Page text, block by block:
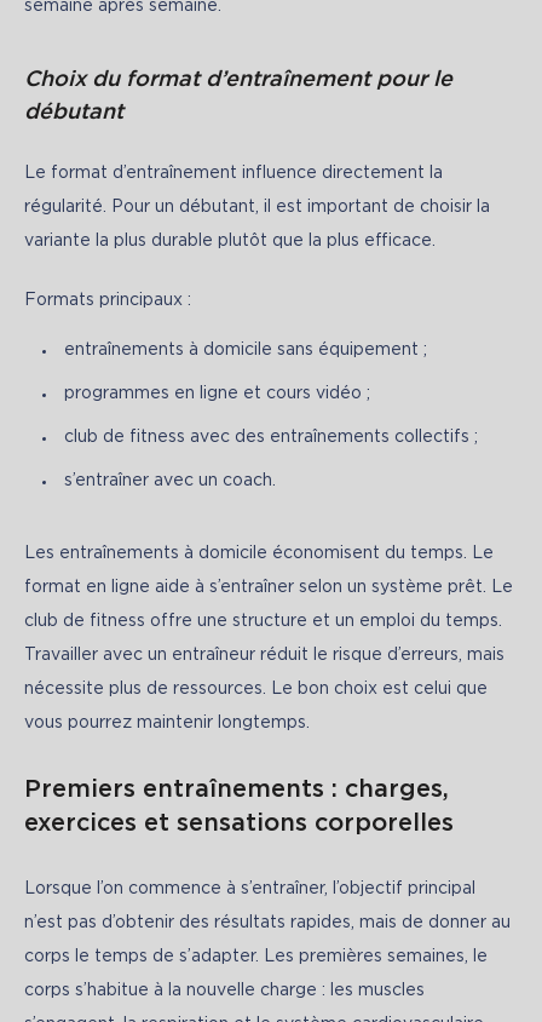
semaine après semaine.
Choix du format d’entraînement pour le
débutant
Le format d’entraînement influence directement la
régularité. Pour un débutant, il est important de choisir la
variante la plus durable plutôt que la plus efficace.
Formats principaux :
entraînements à domicile sans équipement ;
programmes en ligne et cours vidéo ;
club de fitness avec des entraînements collectifs ;
s’entraîner avec un coach.
Les entraînements à domicile économisent du temps. Le
format en ligne aide à s’entraîner selon un système prêt. Le
club de fitness offre une structure et un emploi du temps.
Travailler avec un entraîneur réduit le risque d’erreurs, mais
nécessite plus de ressources. Le bon choix est celui que
vous pourrez maintenir longtemps.
Premiers entraînements : charges,
exercices et sensations corporelles
Lorsque l’on commence à s’entraîner, l’objectif principal
n’est pas d’obtenir des résultats rapides, mais de donner au
corps le temps de s’adapter. Les premières semaines, le
corps s’habitue à la nouvelle charge : les muscles